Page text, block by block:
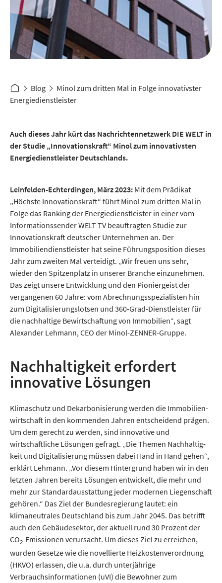
Blog
Minol zum dritten Mal in Folge innovativ­ster
Energie­dienstleister
Auch dieses Jahr kürt das Nachrichtennetzwerk DIE WELT in
der Studie „Innovationskraft“ Minol zum innovativsten
Energiedienstleister Deutschlands.
Leinfelden-Echterdingen, März 2023: Mit dem Prädikat
„Höchste Innovations­kraft“ führt Minol zum dritten Mal in
Folge das Ranking der Energiedienst­leister in einer vom
Informationssender WELT TV beauftragten Studie zur
Innovationskraft deutscher Unternehmen an. Der
Immobilien­dienstleister hat seine Führungs­position dieses
Jahr zum zweiten Mal verteidigt. „Wir freuen uns sehr,
wieder den Spitzen­platz in unserer Branche einzunehmen.
Das zeigt unsere Entwicklung und den Pioniergeist der
vergangenen 60 Jahre: vom Abrechnungs­spezialisten hin
zum Digitalisierungs­lotsen und 360-Grad-Dienstleister für
die nachhaltige Bewirtschaf­tung von Immobilien“, sagt
Alexander Lehmann, CEO der Minol-ZENNER-Gruppe.
Nachhaltigkeit erfordert
innovative Lösungen
Klimaschutz und Dekarboni­sierung werden die Immobilien­
wirtschaft in den kommenden Jahren entschei­dend prägen.
Um dem gerecht zu werden, sind innovative und
wirtschaftliche Lösungen gefragt. „Die Themen Nachhaltig­
keit und Digitalisie­rung müssen dabei Hand in Hand gehen“,
erklärt Lehmann. „Vor diesem Hintergrund haben wir in den
letzten Jahren bereits Lösungen entwickelt, die mehr und
mehr zur Standardausstattung jeder modernen Liegenschaft
gehören.“ Das Ziel der Bundes­regierung lautet: ein
klimaneutrales Deutschland bis zum Jahr 2045. Das betrifft
auch den Gebäudesektor, der aktuell rund 30 Prozent der
CO2-Emissionen verursacht. Um dieses Ziel zu erreichen,
wurden Gesetze wie die novellierte Heiz­kosten­verordnung
(HKVO) erlassen, die u.a. durch unterjährige
Verbrauchsinformationen (uVI) die Bewohner zum